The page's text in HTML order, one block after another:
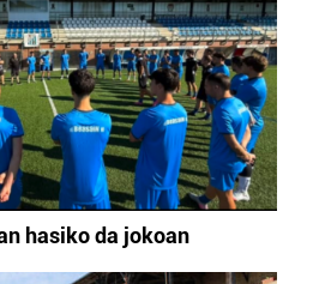
hasiko da jokoan